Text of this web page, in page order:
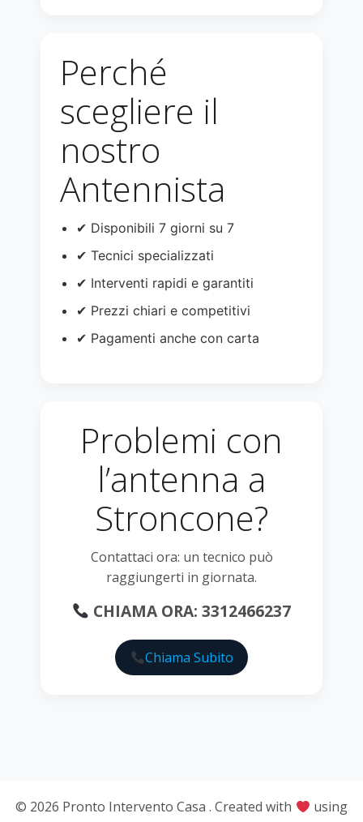
Perché
scegliere il
nostro
Antennista
✔ Disponibili 7 giorni su 7
✔ Tecnici specializzati
✔ Interventi rapidi e garantiti
✔ Prezzi chiari e competitivi
✔ Pagamenti anche con carta
Problemi con
l’antenna a
Stroncone?
Contattaci ora: un tecnico può
raggiungerti in giornata.
CHIAMA ORA: 3312466237
Chiama Subito
© 2026 Pronto Intervento Casa . Created with
using